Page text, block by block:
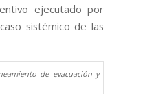
ejecutado por
sistémico de las